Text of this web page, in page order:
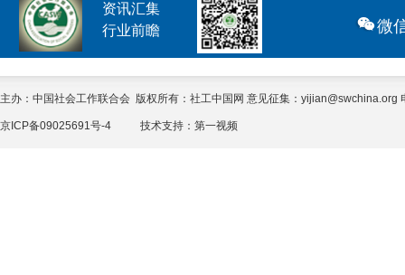
资讯汇集
行业前瞻
微
主办：中国社会工作联合会 版权所有：社工中国网 意见征集：yijian@swchina.org
京ICP备09025691号-4 技术支持： 第一视频